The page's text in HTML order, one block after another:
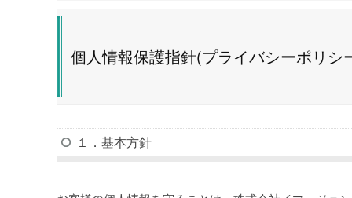
個人情報保護指針(プライバシーポリシ
１．基本方針